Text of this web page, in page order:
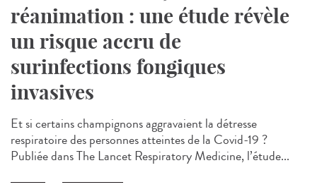
réanimation : une étude révèle
un risque accru de
surinfections fongiques
invasives
Et si certains champignons aggravaient la détresse
respiratoire des personnes atteintes de la Covid-19 ?
Publiée dans The Lancet Respiratory Medicine, l’étude...